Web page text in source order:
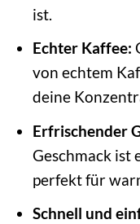
ist.
Echter Kaffee:
von echtem
deine
Erfrischender
Geschmack ist
perfekt für
Schnell und